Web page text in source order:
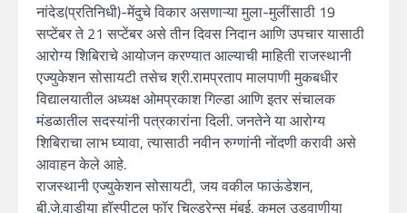
नांदेड(प्रतिनिधी)-मेंदुचे विकार असणाऱ्या मुला-मुलींसाठी 19
सप्टेंबर ते 21 सप्टेंबर असे तीन दिवस निदान आणि उपचार यासाठी
आरोग्य शिबिराचे आयोजन करण्यात आल्याची माहिती राजस्थानी
एज्युकेशन सोसायटी तसेच श्री.रामप्रताप मालपाणी मुकबधीर
विद्यालयातील अध्यक्ष ओमप्रकाश गिल्डा आणि इतर संचालक
मंडळातील सदस्यांनी पत्रकारांना दिली. जनतेने या आरोग्य
शिबिराचा लाभ घ्यावा, त्यासाठी नवीन रुग्णांनी नोंदणी करावी असे
आवाहन केले आहे.
राजस्थानी एज्युकेशन सोसायटी, जय वकील फाऊंडेशन,
बी.जे.वाडीया हॉस्पीटल फॉर चिल्ड्रेन्स मुंबई, कमल उडवाणीया